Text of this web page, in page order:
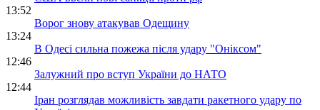
13:52
Ворог знову атакував Одещину
13:24
В Одесі сильна пожежа після удару "Оніксом"
12:46
Залужний про вступ України до НАТО
12:44
Іран розглядав можливість завдати ракетного удару по